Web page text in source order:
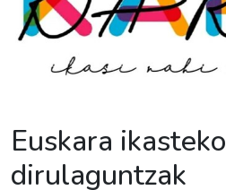
Euskara ikasteko
dirulaguntzak